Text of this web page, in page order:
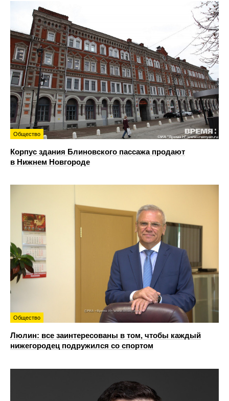
Общество
Корпус здания Блиновского пассажа продают
в Нижнем Новгороде
Общество
Люлин: все заинтересованы в том, чтобы каждый
нижегородец подружился со спортом